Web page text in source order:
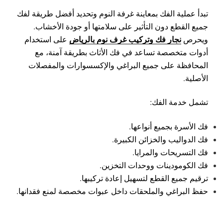
تبدأ عملية الفك بمعاينة غرفة النوم وتحديد أفضل طريقة لفك
جميع القطع دون التأثير على سلامتها أو جودة الأخشاب.
ويحرص نجار فك وتركيب غرف نوم بالرياض على استخدام
أدوات متخصصة تساعد في فك الأثاث بطريقة آمنة، مع
المحافظة على جميع البراغي والإكسسوارات والمفصلات
الأصلية.
تشمل خدمة الفك:
فك الأسرة بجميع أنواعها.
فك الدواليب والخزائن الكبيرة.
فك التسريحات والمرايا.
فك الكومودينات ووحدات التخزين.
ترقيم جميع القطع لتسهيل إعادة تركيبها.
حفظ البراغي والملحقات داخل عبوات مخصصة لمنع فقدانها.